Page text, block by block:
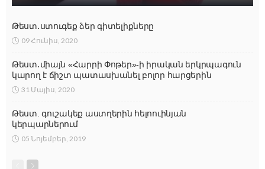
Թեստ․ստուգեք ձեր գիտելիքները
09 Հունիս, 2020
Թեստ․միայն «Հարրի Փոթեր»-ի իրական երկրպագուն
կարող է ճիշտ պատասխանել բոլոր հարցերին
31 Մայիս, 2020
Թեստ. գուշակեք աստղերին հելոուինյան
կերպարներում
05 Նոյեմբեր, 2019